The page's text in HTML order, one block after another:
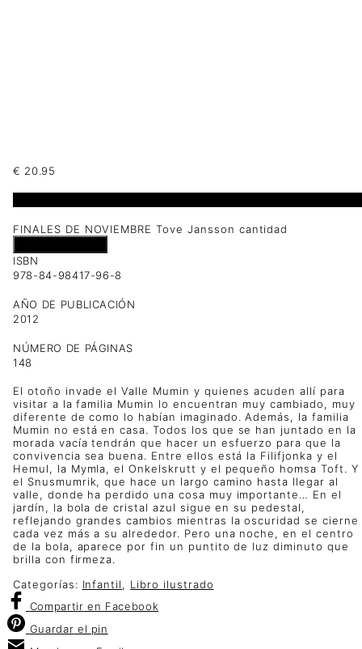
€ 20.95
FINALES DE NOVIEMBRE Tove Jansson cantidad
ISBN
978-84-98417-96-8
AÑO DE PUBLICACIÓN
2012
NÚMERO DE PÁGINAS
148
El otoño invade el Valle Mumin y quienes acuden allí para
visitar a la familia Mumin lo encuentran muy cambiado, muy
diferente de como lo habían imaginado. Además, la familia
Mumin no está en casa. Todos los que se han juntado en la
morada vacía tendrán que hacer un esfuerzo para que la
convivencia sea buena. Entre ellos está la Filifjonka y el
Hemul, la Mymla, el Onkelskrutt y el pequeño homsa Toft. Y
el Snusmumrik, que hace un largo camino hasta llegar al
valle, donde ha perdido una cosa muy importante… En el
jardín, la bola de cristal azul sigue en su pedestal,
reflejando grandes cambios mientras la oscuridad se cierne
cada vez más a su alrededor. Pero una noche, en el centro
de la bola, aparece por fin un puntito de luz diminuto que
brilla con firmeza.
Categorías: Infantil, Libro ilustrado
Compartir en Facebook
Guardar el pin